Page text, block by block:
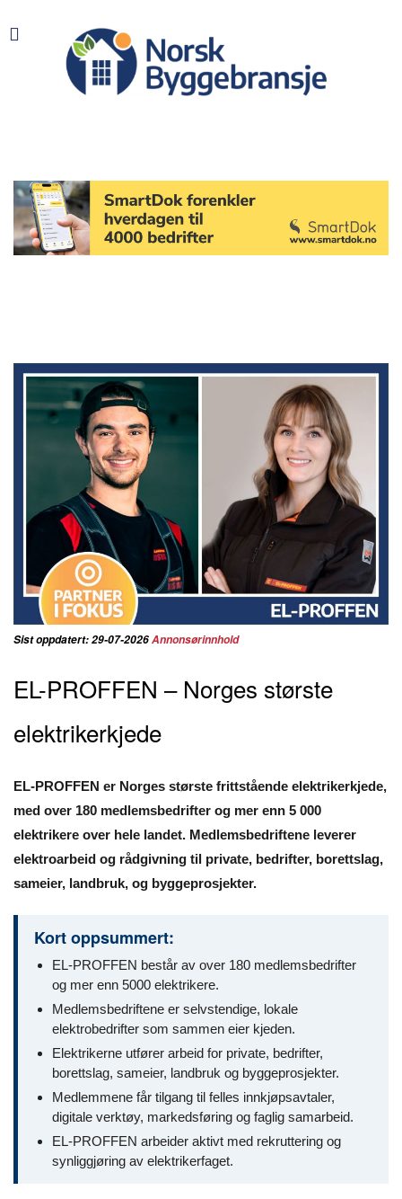
Sist oppdatert: 29-07-2026Annonsørinnhold
EL-PROFFEN – Norges største
elektrikerkjede
EL-PROFFEN er Norges største frittstående elektrikerkjede,
med over 180 medlemsbedrifter og mer enn 5 000
elektrikere over hele landet. Medlemsbedriftene leverer
elektroarbeid og rådgivning til private, bedrifter, borettslag,
sameier, landbruk, og byggeprosjekter.
Kort oppsummert:
EL-PROFFEN består av over 180 medlemsbedrifter
og mer enn 5000 elektrikere.
Medlemsbedriftene er selvstendige, lokale
elektrobedrifter som sammen eier kjeden.
Elektrikerne utfører arbeid for private, bedrifter,
borettslag, sameier, landbruk og byggeprosjekter.
Medlemmene får tilgang til felles innkjøpsavtaler,
digitale verktøy, markedsføring og faglig samarbeid.
EL-PROFFEN arbeider aktivt med rekruttering og
synliggjøring av elektrikerfaget.